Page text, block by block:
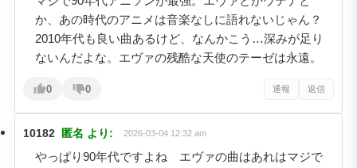
か、あの時代のアニメは音楽なしに語れないじゃん？
2010年代も良い曲あるけど、なんかこう…深みが足り
ないんだよな。エヴァの残酷な天使のテーゼは永遠。
0 0 通報 返信
10182 匿名 より: 2026-03-04 12:32 am
やっぱり90年代ですよね エヴァの曲はあれはマジで